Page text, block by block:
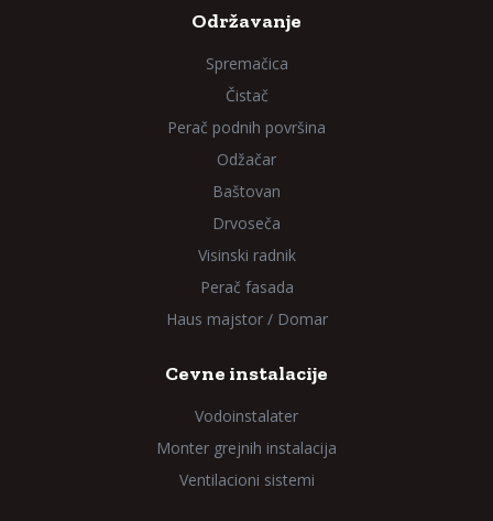
Održavanje
Spremačica
Čistač
Perač podnih površina
Odžačar
Baštovan
Drvoseča
Visinski radnik
Perač fasada
Haus majstor / Domar
Cevne instalacije
Vodoinstalater
Monter grejnih instalacija
Ventilacioni sistemi